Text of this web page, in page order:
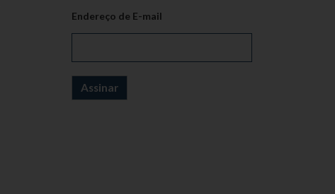
Endereço de E-mail